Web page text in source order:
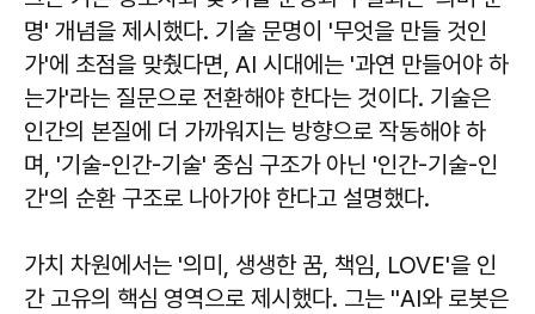
명' 개념을 제시했다. 기술 문명이 '무엇을 만들 것인
가'에 초점을 맞췄다면, AI 시대에는 '과연 만들어야 하
는가'라는 질문으로 전환해야 한다는 것이다. 기술은
인간의 본질에 더 가까워지는 방향으로 작동해야 하
며, '기술-인간-기술' 중심 구조가 아닌 '인간-기술-인
간'의 순환 구조로 나아가야 한다고 설명했다.
가치 차원에서는 '의미, 생생한 꿈, 책임, LOVE'을 인
간 고유의 핵심 영역으로 제시했다. 그는 ''AI와 로봇은